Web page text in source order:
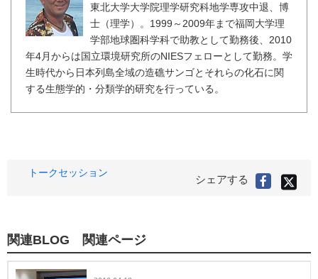
東北大学大学院理学研究科地学専攻中退、博
士（理学）。1999～2009年まで福岡大学理
学部地球圏科学科で助教として勤務後、2010
年4月からは国立環境研究所のNIESフェローとして勤務。学
生時代から日本列島全域の造礁サンゴとそれらの化石に関
する生態学的・分類学的研究を行っている。
トークセッション
シェアする
Facebook
で
る
X(旧
で
関連BLOG 関連ページ